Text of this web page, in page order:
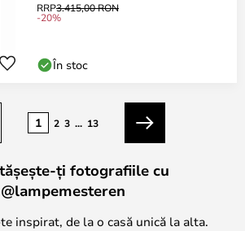
RRP3.415,00 RON
-20%
În stoc
1 2 3 ... 13
Următorul
ți fotografiile cu
@lampemesteren
inspirat, de la o casă unică la alta.